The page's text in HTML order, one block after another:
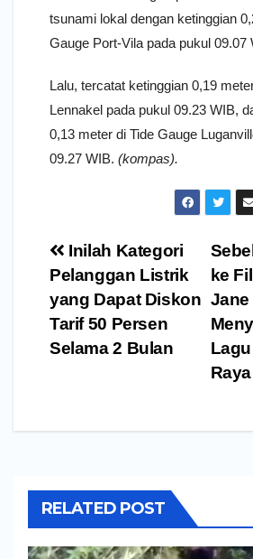
tsunami lokal dengan ketinggian
Gauge Port-Vila pada pukul 09.07
Lalu, tercatat ketinggian 0,19
Lennakel pada pukul 09.23 WIB,
0,13 meter di Tide Gauge
09.27 WIB. (kompas).
Navigasi
pos
ke
Jane
Raya
Inilah Kategori
Pelanggan Listrik
yang Dapat Diskon
Tarif 50 Persen
Selama 2 Bulan
RELATED POST